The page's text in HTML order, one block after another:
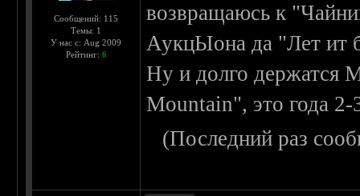
Сообщений: 115
Темы: 1
У нас с: Aug 2009
Рейтинг: 6
возвращаюсь к
АукцЫона да "Лет ит
Ну и долго держатся
Mountain", это года 2-
(Последний раз